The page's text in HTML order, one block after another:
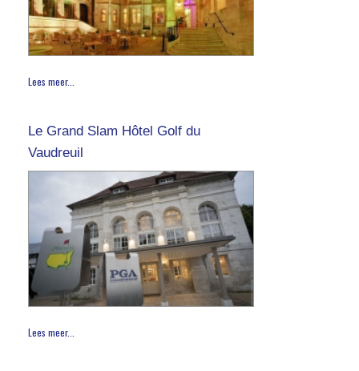
Lees meer...
Le Grand Slam Hôtel Golf du
Vaudreuil
Lees meer...